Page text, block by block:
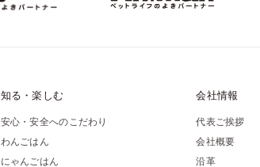
知る・楽しむ
安心・安全へのこだわり
わんごはん
にゃんごはん
会社情報
代表ご挨拶
会社概要
沿革